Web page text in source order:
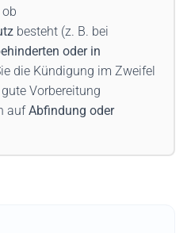
besteht (z. B. bei
oder in
die Kündigung im Zweifel
gute Vorbereitung
aufAbfindung oder